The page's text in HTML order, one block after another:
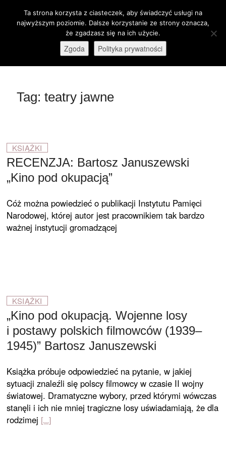
Otwórz pasek narzędzi
stare-kino.pl
ZAPRASZAMY
M
e
B
Tag:teatry jawne
KSIĄŻKI
RECENZJA: Bartosz Januszewski
„Kino pod okupacją”
Cóż można powiedzieć o publikacji Instytutu Pamięci
Narodowej, której autor jest pracownikiem tak bardzo
ważnej instytucji gromadzącej
KSIĄŻKI
„Kino pod okupacją. Wojenne losy
i postawy polskich filmowców (1939–
1945)” Bartosz Januszewski
Książka próbuje odpowiedzieć na pytanie, w jakiej
sytuacji znaleźli się polscy filmowcy w czasie II wojny
światowej. Dramatyczne wybory, przed którymi wówczas
stanęli i ich nie mniej tragiczne losy uświadamiają, że dla
rodzimej
Ta strona korzysta z ciasteczek, aby świadczyć usługi na
najwyższym poziomie. Dalsze korzystanie ze strony oznacza,
że zgadzasz się na ich użycie.
Zgoda Polityka prywatności